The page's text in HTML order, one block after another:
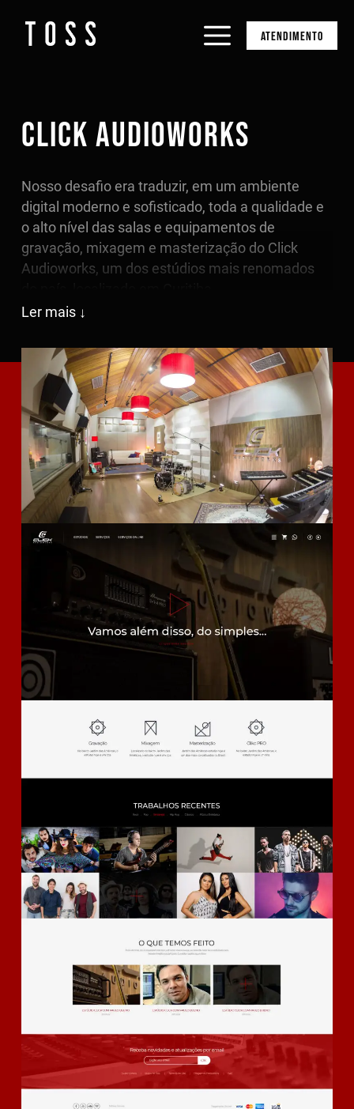
ATENDIMENTO
CLICK AUDIOWORKS
Nosso desafio era traduzir, em um ambiente
digital moderno e sofisticado, toda a qualidade e
o alto nível das salas e equipamentos de
gravação, mixagem e masterização do Click
Audioworks, um dos estúdios mais renomados
multipages, com uma navegação fluida e um
portfólio dinâmico, destacando os artistas que já
passaram pelo estúdio. Além disso, contribuímos
na criação da interface do Estúdio PRO, uma
plataforma de gravação online que amplia as
possibilidades de produção musical.
Ler mais